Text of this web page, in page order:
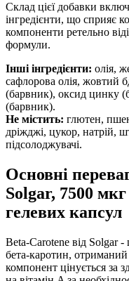
Склад цієї добавки
інгредієнти, що сприяє
компоненти ретельно
формули.
Інші інгредієнти: олія,
сафлорова олія, жовтий
(барвник), оксид цинку
(барвник).
Не містить: глютен,
дріжджі, цукор, натрій,
підсолоджувачі.
Основні
Solgar, 7500
гелевих капсул
Beta-Carotene від Solgar
бета-каротин,
компонент цінується за